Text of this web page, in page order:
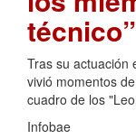
técnico”
Tras su actuación
vivió momentos
cuadro de los
Infobae